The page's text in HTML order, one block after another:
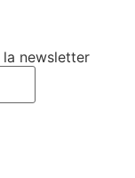
newsletter